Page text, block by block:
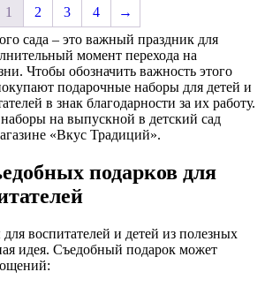
1 2 3 4
→
сада – это важный праздник для
момент перехода на
Чтобы обозначить важность этого
подарочные наборы для детей и
в знак благодарности за их работу.
на выпускной в детский сад
«Вкус Традиций».
подарков для
воспитателей и детей из полезных
идея. Съедобный подарок может